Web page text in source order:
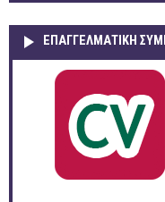
ΕΠΑΓΓΕΛΜΑΤΙΚΉ